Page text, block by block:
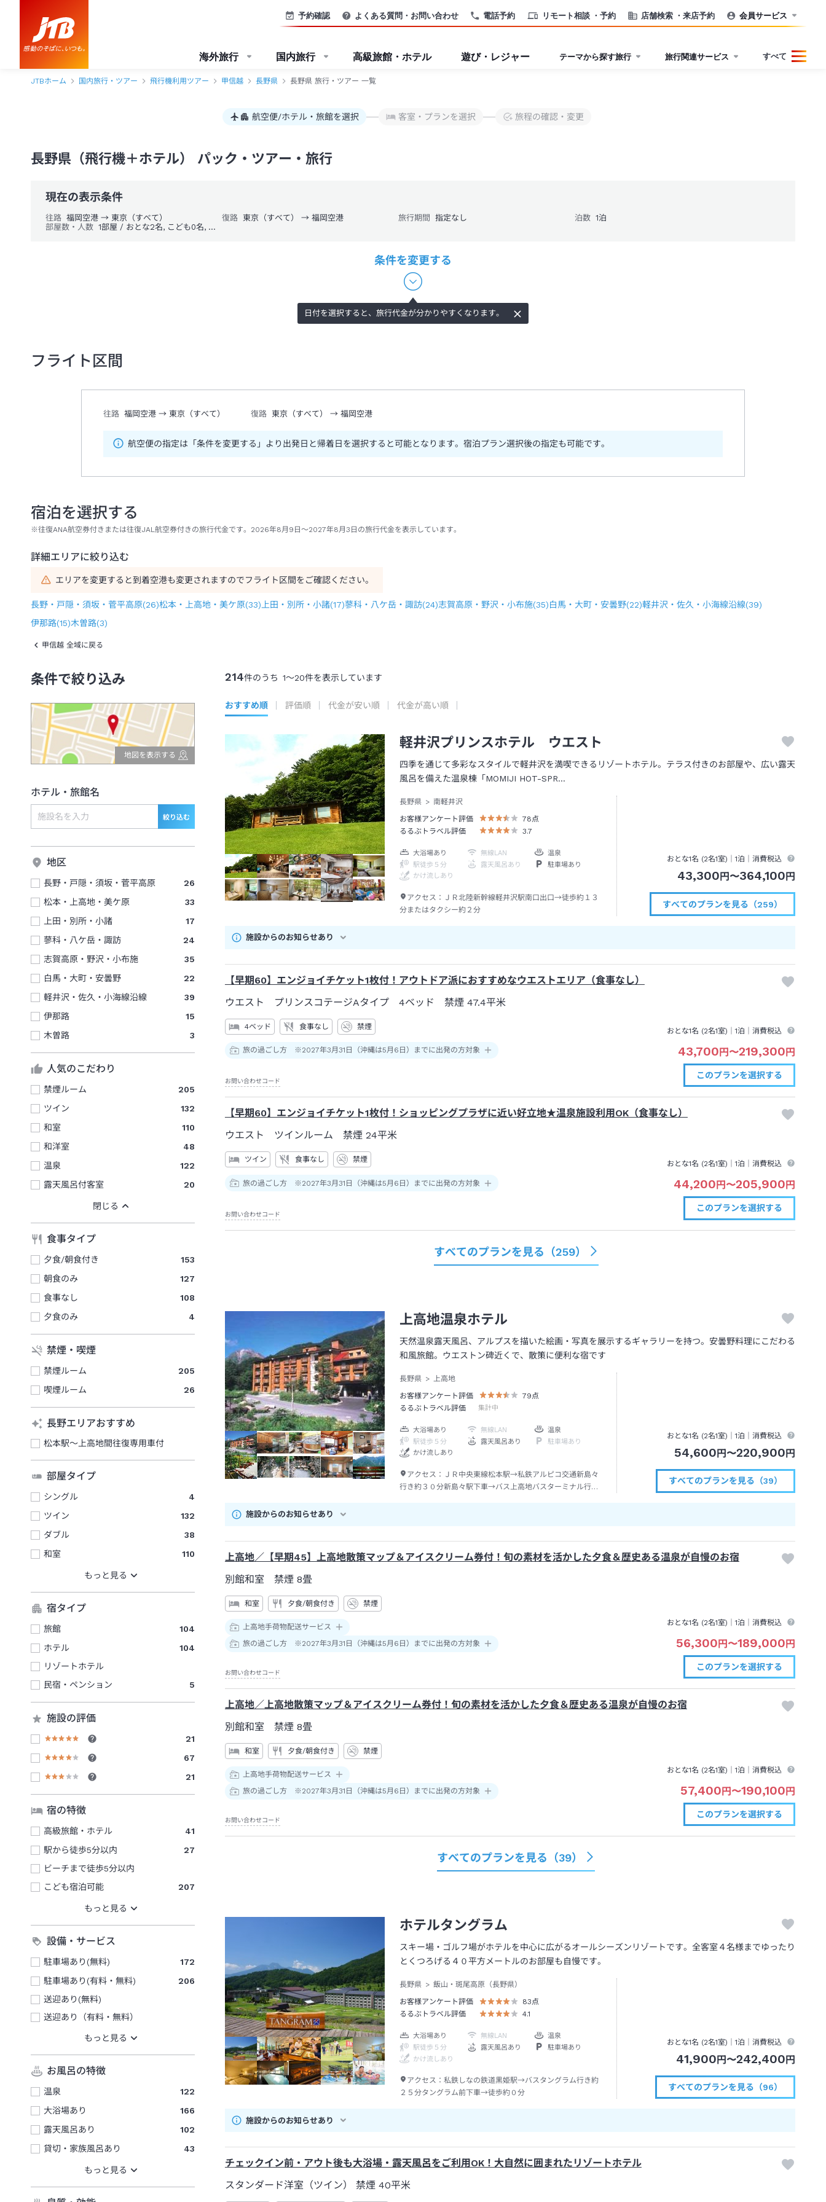
電話予約 リモート相談 ・予約 店舗検索 ・来店予約
予約確認 よくある質問・お問い合わせ 会員サービス
海外旅行 国内旅行 高級旅館・ホテル 遊び・レジャー テーマから探す旅行 旅行関連サービス すべて
JTBホーム 国内旅行・ツアー 飛行機利用ツアー 甲信越 長野県 長野県 旅行・ツアー 一覧
航空便/ホテル・旅館を選択 客室・プランを選択 旅程の確認・変更
長野県（飛行機＋ホテル） パック・ツアー・旅行
現在の表示条件
往路 福岡空港 → 東京（すべて） 復路 東京（すべて） → 福岡空港 旅行期間 指定なし 泊数 1泊
部屋数・人数
1部屋 / おとな2名, こども0名, 幼児0名
日付を選択すると、旅行代金が分かりやすくなります。
フライト区間
往路 福岡空港→ 東京（すべて） 復路 東京（すべて） → 福岡空港
航空便の指定は「条件を変更する」より出発日と帰着日を選択すると可能となります。宿泊プラン選択後の指定も可能です。
宿泊を選択する
※往復ANA航空券付きまたは往復JAL航空券付きの旅行代金です。2026年8月9日～2027年8月3日の旅行代金を表示しています。
詳細エリアに絞り込む
エリアを変更すると到着空港も変更されますのでフライト区間をご確認ください。
長野・戸隠・須坂・菅平高原(26)松本・上高地・美ケ原(33) 上田・別所・小諸(17)蓼科・八ケ岳・諏訪(24)志賀高原・野沢・小布施(35)白馬・大町・安曇野(22)軽井沢・佐久・小海線沿線(39)
伊那路(15)木曽路(3)
甲信越 全域に戻る
条件で絞り込み
地図を表示する
ホテル・旅館名
絞り込む
地区
長野・戸隠・須坂・菅平高原
26
松本・上高地・美ケ原
33
上田・別所・小諸
17
蓼科・八ケ岳・諏訪
24
志賀高原・野沢・小布施
35
白馬・大町・安曇野
22
軽井沢・佐久・小海線沿線
39
伊那路
15
木曽路
3
人気のこだわり
禁煙ルーム
205
ツイン
132
和室
110
和洋室
48
温泉
122
露天風呂付客室
20
食事タイプ
夕食/朝食付き
153
朝食のみ
127
食事なし
108
夕食のみ
4
禁煙・喫煙
禁煙ルーム
205
喫煙ルーム
26
長野エリアおすすめ
松本駅～上高地間往復専用車付
部屋タイプ
シングル
4
ツイン
132
ダブル
38
和室
110
宿タイプ
旅館
104
ホテル
104
リゾートホテル
民宿・ペンション
5
施設の評価
21
67
21
宿の特徴
高級旅館・ホテル
41
駅から徒歩5分以内
27
ビーチまで徒歩5分以内
こども宿泊可能
207
設備・サービス
駐車場あり(無料)
172
駐車場あり(有料・無料)
206
送迎あり(無料)
送迎あり（有料・無料）
お風呂の特徴
温泉
122
大浴場あり
166
露天風呂あり
102
貸切・家族風呂あり
43
214件のうち 1～20件を表示しています
おすすめ順 評価順 代金が安い順 代金が高い順
軽井沢プリンスホテル ウエスト
四季を通じて多彩なスタイルで軽井沢を満喫できるリゾートホテル。テラス付きのお部屋や、広い露天
風呂を備えた温泉棟「MOMIJI HOT-SPR…
長野県
南軽井沢
お客様アンケート評価
78 点
るるぶトラベル評価
3.7
大浴場あり 無線LAN
温泉
駅徒歩５分
露天風呂あり
駐車場あり
かけ流しあり
アクセス： ＪＲ北陸新幹線軽井沢駅南口出口→徒歩約１３
分またはタクシー約２分
おとな1名 (2名1室)｜1泊 ｜消費税込
43,300 円 〜364,100 円
すべてのプランを見る（259）
施設からのお知らせあり
【早期60】エンジョイチケット1枚付！アウトドア派におすすめなウエストエリア（食事なし）
ウエスト プリンスコテージAタイプ 4ベッド 禁煙 47.4平米
4ベッド 食事なし 禁煙
旅の過ごし方 ※2027年3月31日（沖縄は5月6日）までに出発の方対象
おとな1名 (2名1室)｜1泊 ｜消費税込
43,700円〜219,300円
お問い合わせコード
このプランを選択する
【早期60】エンジョイチケット1枚付！ショッピングプラザに近い好立地★温泉施設利用OK（食事なし）
ウエスト ツインルーム 禁煙 24平米
ツイン 食事なし 禁煙
旅の過ごし方 ※2027年3月31日（沖縄は5月6日）までに出発の方対象
おとな1名 (2名1室)｜1泊 ｜消費税込
44,200 円 〜205,900 円
お問い合わせコード
このプランを選択する
すべてのプランを見る（259）
上高地温泉ホテル
天然温泉露天風呂、アルプスを描いた絵画・写真を展示するギャラリーを持つ。安曇野料理にこだわる
和風旅館。ウエストン碑近くで、散策に便利な宿です
長野県
上高地
お客様アンケート評価
79 点
るるぶトラベル評価
集計中
大浴場あり 無線LAN
温泉
駅徒歩５分
露天風呂あり
駐車場あり
かけ流しあり
アクセス： ＪＲ中央東線松本駅→私鉄アルピコ交通新島々
行き約３０分新島々駅下車→バス上高地バスターミナル行き
おとな1名 (2名1室)｜1泊 ｜消費税込
54,600 円 〜220,900 円
すべてのプランを見る（39）
施設からのお知らせあり
上高地／【早期45】上高地散策マップ＆アイスクリーム券付！旬の素材を活かした夕食＆歴史ある温泉が自慢のお宿
別館和室 禁煙 8畳
和室 夕食/朝食付き 禁煙
上高地手荷物配送サービス
旅の過ごし方 ※2027年3月31日（沖縄は5月6日）までに出発の方対象
おとな1名 (2名1室)｜1泊 ｜消費税込
56,300円〜189,000円
お問い合わせコード
このプランを選択する
上高地／上高地散策マップ＆アイスクリーム券付！旬の素材を活かした夕食＆歴史ある温泉が自慢のお宿
別館和室 禁煙 8畳
和室 夕食/朝食付き 禁煙
上高地手荷物配送サービス
旅の過ごし方 ※2027年3月31日（沖縄は5月6日）までに出発の方対象
おとな1名 (2名1室)｜1泊 ｜消費税込
57,400円〜190,100円
お問い合わせコード
このプランを選択する
すべてのプランを見る（39）
ホテルタングラム
スキー場・ゴルフ場がホテルを中心に広がるオールシーズンリゾートです。全客室４名様までゆったり
とくつろげる４０平方メートルのお部屋も自慢です。
長野県
飯山・斑尾高原（長野県）
お客様アンケート評価
83点
るるぶトラベル評価
4.1
大浴場あり 無線LAN
温泉
駅徒歩５分
露天風呂あり
駐車場あり
かけ流しあり
アクセス： 私鉄しなの鉄道黒姫駅→バスタングラム行き約
２５分タングラム前下車→徒歩約０分
おとな1名 (2名1室)｜1泊 ｜消費税込
41,900円〜242,400円
すべてのプランを見る（96）
施設からのお知らせあり
チェックイン前・アウト後も大浴場・露天風呂をご利用OK！大自然に囲まれたリゾートホテル
スタンダード洋室（ツイン） 禁煙 40平米